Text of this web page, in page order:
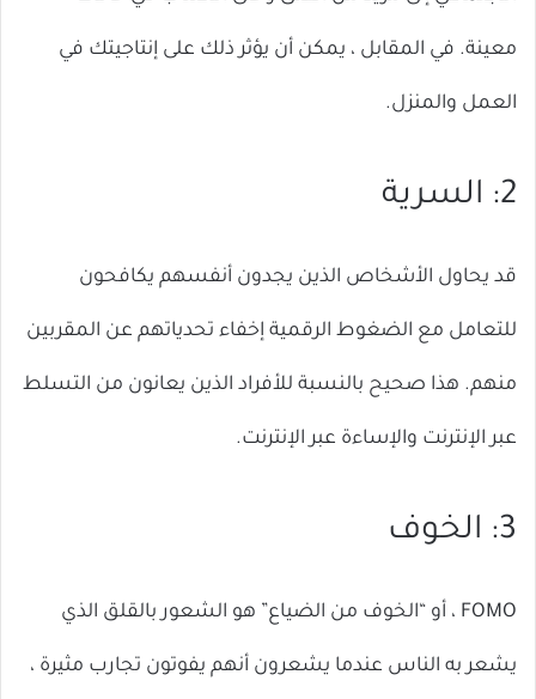
معينة. في المقابل ، يمكن أن يؤثر ذلك على إنتاجيتك في
العمل والمنزل.
2: السرية
قد يحاول الأشخاص الذين يجدون أنفسهم يكافحون
للتعامل مع الضغوط الرقمية إخفاء تحدياتهم عن المقربين
منهم. هذا صحيح بالنسبة للأفراد الذين يعانون من التسلط
عبر الإنترنت والإساءة عبر الإنترنت.
3: الخوف
FOMO ، أو “الخوف من الضياع” هو الشعور بالقلق الذي
يشعر به الناس عندما يشعرون أنهم يفوتون تجارب مثيرة ،